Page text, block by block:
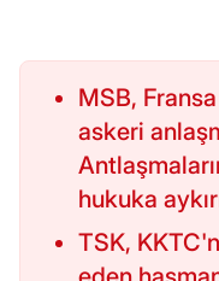
MSB,
askeri
hukuka
TSK,